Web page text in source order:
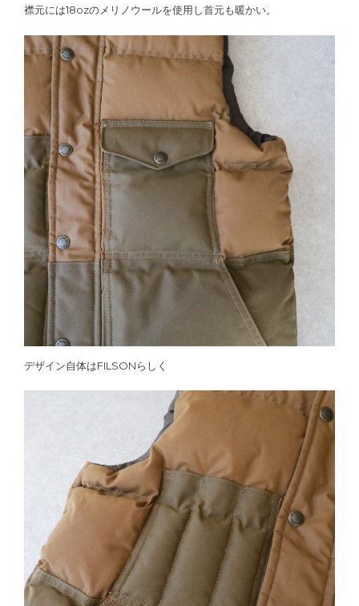
襟元には18ozのメリノウールを使用し首元も暖かい。
デザイン自体はFILSONらしく